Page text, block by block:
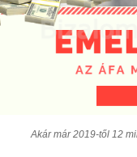
Akár már 2019-től 12